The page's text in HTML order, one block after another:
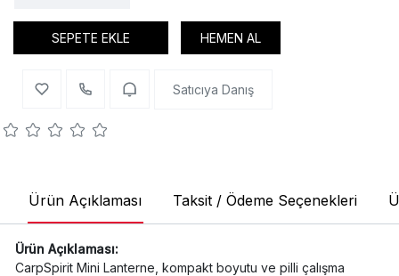
SEPETE EKLE HEMEN AL
Satıcıya Danış
Ürün Açıklaması Taksit / Ödeme Seçenekleri
Ürün Açıklaması:
CarpSpirit Mini Lanterne, kompakt boyutu ve pilli çalışma